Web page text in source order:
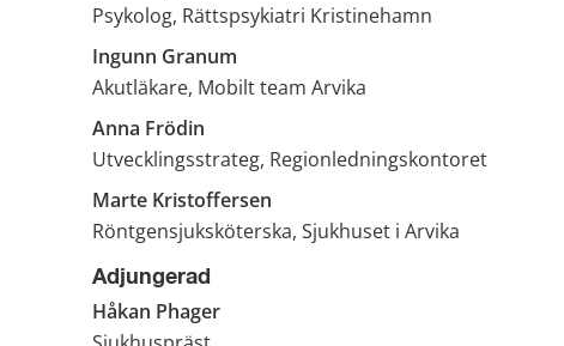
Psykolog, Rättspsykiatri Kristinehamn
Ingunn Granum
Akutläkare, Mobilt team Arvika
Anna Frödin
Utvecklingsstrateg, Regionledningskontoret
Marte Kristoffersen
Röntgensjuksköterska, Sjukhuset i Arvika
Adjungerad
Håkan Phager